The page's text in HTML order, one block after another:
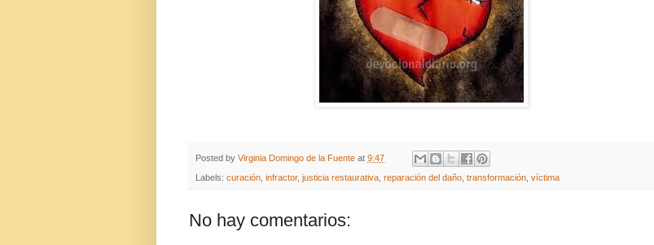
Posted by Virginia Domingo de la Fuente at 9:47
Labels: curación, infractor, justicia restaurativa, reparación del daño, transformación, víctima
No hay comentarios: